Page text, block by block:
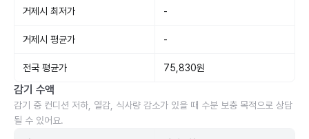
거제시 최저가 -
거제시 평균가 -
전국 평균가 75,830원
감기 수액
감기 중 컨디션 저하, 열감, 식사량 감소가 있을 때 수분 보충 목적으로 상담
될 수 있어요.